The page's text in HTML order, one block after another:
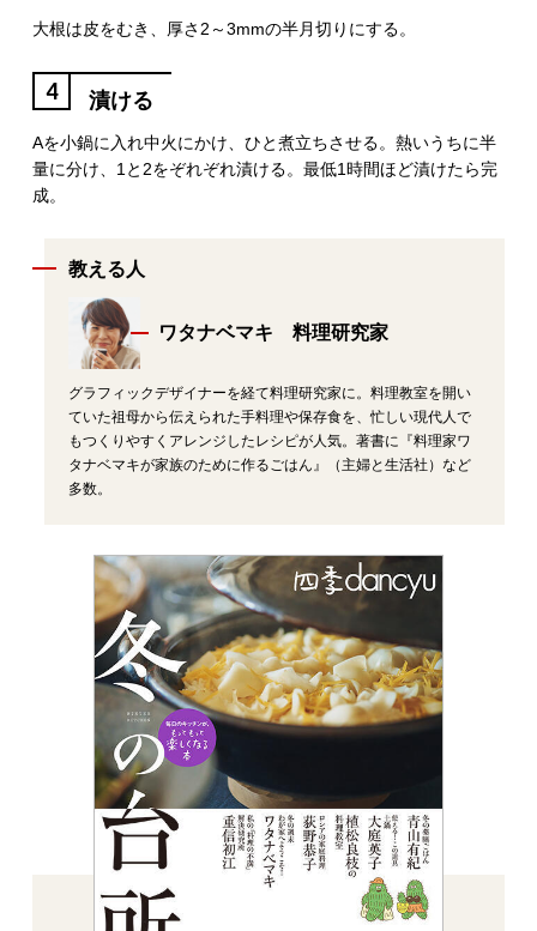
大根は皮をむき、厚さ2～3mmの半月切りにする。
4 漬ける
Aを小鍋に入れ中火にかけ、ひと煮立ちさせる。熱いうちに半
量に分け、1と2をぞれぞれ漬ける。最低1時間ほど漬けたら完
成。
教える人
ワタナベマキ 料理研究家
グラフィックデザイナーを経て料理研究家に。料理教室を開い
ていた祖母から伝えられた手料理や保存食を、忙しい現代人で
もつくりやすくアレンジしたレシピが人気。著書に『料理家ワ
タナベマキが家族のために作るごはん』（主婦と生活社）など
多数。